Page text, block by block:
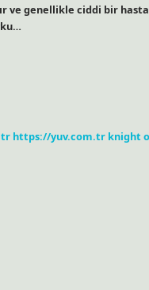
ve genellikle ciddi bir
https://yuv.com.tr knight